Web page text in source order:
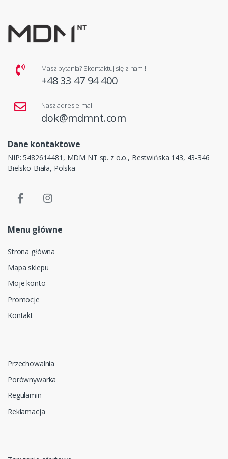
Masz pytania? Skontaktuj się z nami!
+48 33 47 94 400
Nasz adres e-mail
dok@mdmnt.com
Dane kontaktowe
NIP: 5482614481, MDM NT sp. z o.o., Bestwińska 143, 43-346
Bielsko-Biała, Polska
Menu główne
Strona główna
Mapa sklepu
Moje konto
Promocje
Kontakt
Przechowalnia
Porównywarka
Regulamin
Reklamacja